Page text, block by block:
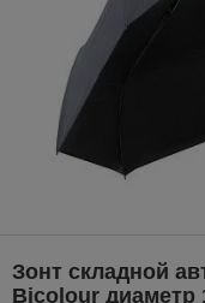
Зонт складной
Bicolour диаметр